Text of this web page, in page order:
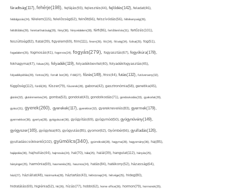
fáradtság(117), fehérje(198), fejfájás(93), fejlesztés(44), fejlődés(142), feladat(46),
feldolgozás(24), félelem(115), felelősség(62), felnőtt(66), felszívódás(56), féltékenység(26),
feltöltődés(29), fenntarthatóság(29), fény(36), fényvédelem(28), férfi(86), fertőtlenítés(31), fertőzés(101),
feszültség(82), fiatal(39), figyelem(69), film(111), finom(26), fitt(34), fittség(34), fizikai(25), fog(51),
fogadalom(25), fogmosás(41), fogorvos(24), fogyás(279), fogyasztás(67), fogyókúra(178),
fokhagyma(47), folsav(25), folyadék(119), folyadékbevitel(40), folyadékfogyasztás(45),
folyadékpótlás(29), fontos(25), forralt bor(26), Föld(27), főzés(149), friss(44), futás(132), futóverseny(32),
függőség(112), fürdő(26), fűszer(79), fűszerek(28), gabona(42), gasztronómia(58), genetika(45),
glutén(32), gluténmentes(34), gomba(53), gondolat(43), gondolkodás(71), gondoskodás(33), gyakorlat(29),
gyász(31), gyerek(260), gyerekek(117), gyerekkor(32), gyereknevelés(83), gyermek(179),
gyermekkor(36), gyertya(28), gyógyászat(36), gyógyítás(69), gyógymód(50), gyógynövény(149),
gyógyszer(165), gyógytea(40), gyógyulás(85), gyomor(62), Gyömbér(66), gyulladás(126),
gyulladáscsökkentő(102), gyümölcs(340), gyümölcslé(28), hagyma(28), hagyomány(36), haj(85),
hajápolás(36), hajhullás(44), hajmosás(24), hal(70), hála(25), halál(39), hangulat(112), hányás(25),
hányinger(25), harmónia(69), hasmenés(35), hasznos(24), hatás(84), hatékony(52), házasság(64),
házi(27), háziállat(48), házimunka(28), háztartás(43), hétköznap(24), hétvége(25), hideg(80),
hidratálás(69), higiénia(52), hit(26), hízás(77), hobbi(62), home office(26), hormon(79), hormonok(25),